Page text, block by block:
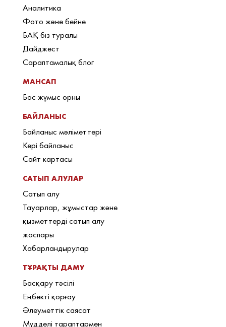
Аналитика
Фото және бейне
БАҚ біз туралы
Дайджест
Сараптамалық блог
МАНСАП
Бос жұмыс орны
БАЙЛАНЫС
Байланыс мәліметтері
Кері байланыс
Сайт картасы
САТЫП АЛУЛАР
Сатып алу
Тауарлар, жұмыстар және
қызметтерді сатып алу
жоспары
Хабарландырулар
ТҰРАҚТЫ ДАМУ
Басқару тәсілі
Еңбекті қорғау
Әлеуметтік саясат
Мүдделі тараптармен